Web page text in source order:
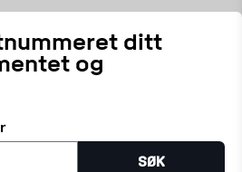
ditt
og
SØK
for stolpefeste i jord uten